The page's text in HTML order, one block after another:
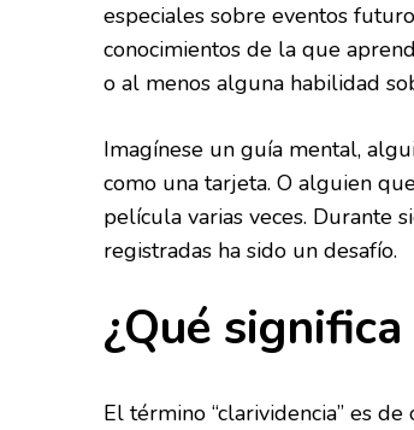
especiales sobre eventos
conocimientos de la que
o al menos alguna habilidad
Imagínese un guía mental,
como una tarjeta. O alguien
película varias veces. Durante
registradas ha sido un desafío.
¿Qué
El término “clarividencia” es